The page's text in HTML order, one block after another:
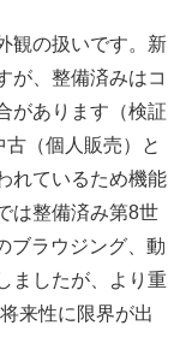
観の扱いです。新
が、整備済みはコ
があります（検証
（個人販売）と
れているため機能
は整備済み第8世
ブラウジング、動
ましたが、より重
来性に限界が出